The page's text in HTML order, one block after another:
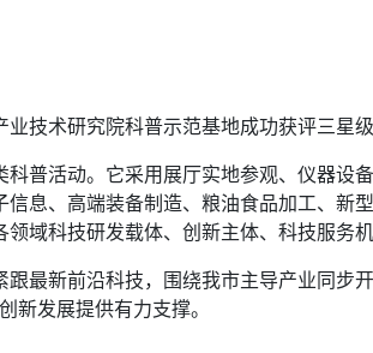
技术研究院科普示范基地成功获评三星
普活动。它采用展厅实地参观、仪器设
息、高端装备制造、粮油食品加工、新
域科技研发载体、创新主体、科技服务
最新前沿科技，围绕我市主导产业同步
新发展提供有力支撑。